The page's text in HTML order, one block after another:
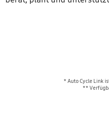
* Auto Cycle Link
**